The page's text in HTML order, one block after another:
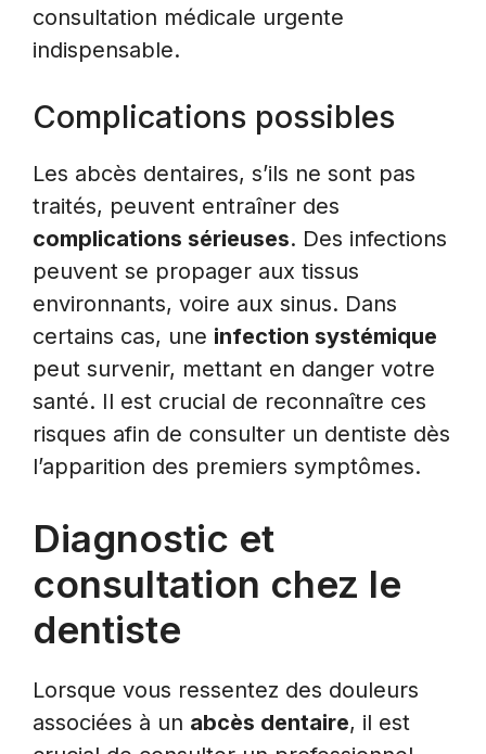
consultation médicale urgente
indispensable.
Complications possibles
Les abcès dentaires, s’ils ne sont pas
traités, peuvent entraîner des
complications sérieuses. Des infections
peuvent se propager aux tissus
environnants, voire aux sinus. Dans
certains cas, une infection systémique
peut survenir, mettant en danger votre
santé. Il est crucial de reconnaître ces
risques afin de consulter un dentiste dès
l’apparition des premiers symptômes.
Diagnostic et
consultation chez le
dentiste
Lorsque vous ressentez des douleurs
associées à un abcès dentaire, il est